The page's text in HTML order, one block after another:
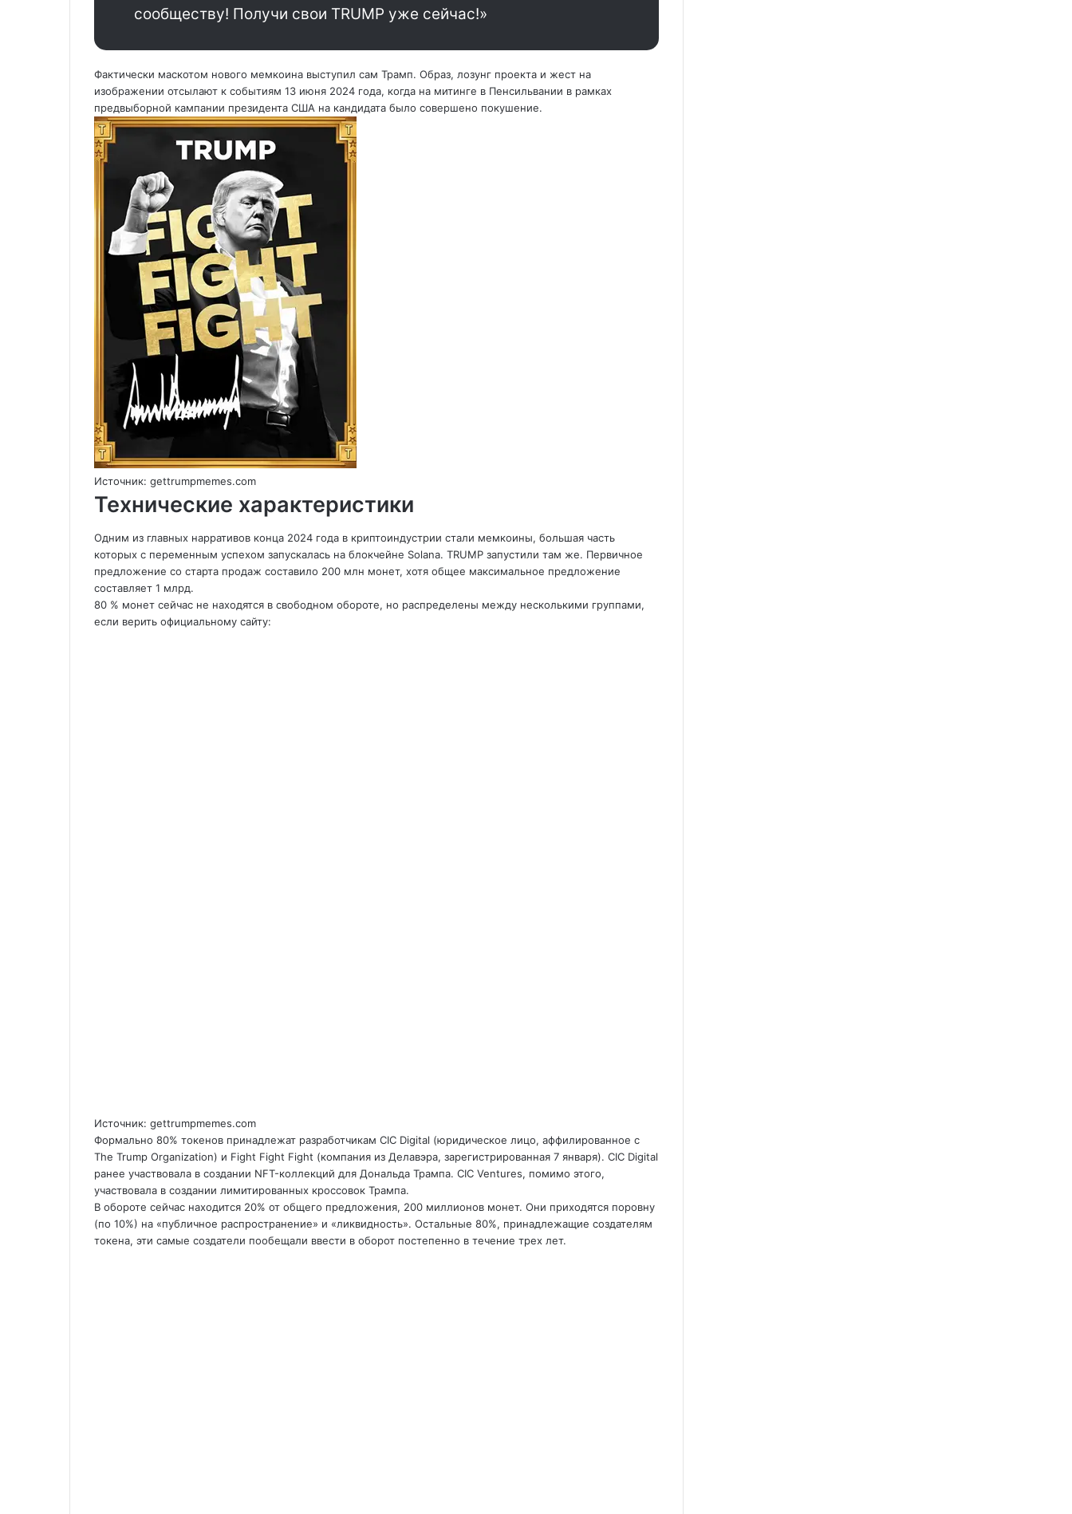
сообществу! Получи свои TRUMP уже сейчас!»
Фактически маскотом нового мемкоина выступил сам Трамп. Образ, лозунг проекта и жест на
изображении отсылают к событиям 13 июня 2024 года, когда на митинге в Пенсильвании в рамках
предвыборной кампании президента США на кандидата было совершено покушение.
Источник: gettrumpmemes.com
Технические характеристики
Одним из главных нарративов конца 2024 года в криптоиндустрии стали мемкоины, большая часть
которых с переменным успехом запускалась на блокчейне Solana. TRUMP запустили там же. Первичное
предложение со старта продаж составило 200 млн монет, хотя общее максимальное предложение
составляет 1 млрд.
80 % монет сейчас не находятся в свободном обороте, но распределены между несколькими группами,
если верить официальному сайту:
Источник: gettrumpmemes.com
Формально 80% токенов принадлежат разработчикам CIC Digital (юридическое лицо, аффилированное с
The Trump Organization) и Fight Fight Fight (компания из Делавэра, зарегистрированная 7 января). CIC Digital
ранее участвовала в создании NFT-коллекций для Дональда Трампа. CIC Ventures, помимо этого,
участвовала в создании лимитированных кроссовок Трампа.
В обороте сейчас находится 20% от общего предложения, 200 миллионов монет. Они приходятся поровну
(по 10%) на «публичное распространение» и «ликвидность». Остальные 80%, принадлежащие создателям
токена, эти самые создатели пообещали ввести в оборот постепенно в течение трех лет.